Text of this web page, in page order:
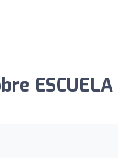
ESCUELA